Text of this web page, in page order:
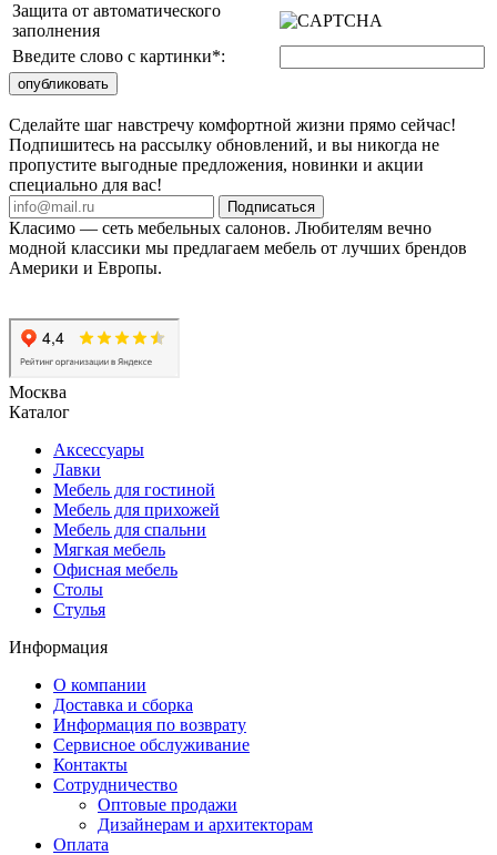
Защита от автоматического
заполнения
Введите слово с картинки*:
Сделайте шаг навстречу комфортной жизни прямо сейчас!
Подпишитесь на рассылку обновлений, и вы никогда не
пропустите выгодные предложения, новинки и акции
специально для вас!
Подписаться
Класимо — cеть мебельных салонов. Любителям вечно
модной классики мы предлагаем мебель от лучших брендов
Америки и Европы.
Москва
Каталог
Аксессуары
Лавки
Мебель для гостиной
Мебель для прихожей
Мебель для спальни
Мягкая мебель
Офисная мебель
Столы
Стулья
Информация
О компании
Доставка и сборка
Информация по возврату
Сервисное обслуживание
Контакты
Сотрудничество
Оптовые продажи
Дизайнерам и архитекторам
Оплата